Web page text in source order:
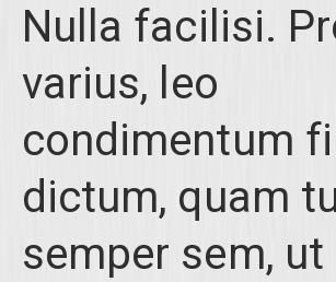
Nulla facilisi.
varius, leo
condimentum
dictum, quam
semper sem, ut